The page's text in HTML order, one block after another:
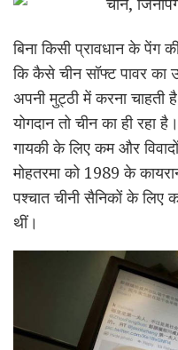
बिना किसी प्रावधान के पेंग
कि कैसे चीन सॉफ्ट पावर का
अपनी मुट्ठी में करना
योगदान तो चीन का ही
गायकी के लिए कम और
मोहतरमा को 1989 के
पश्चात चीनी सैनिकों के लिए
थीं।